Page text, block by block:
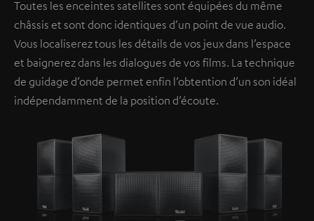
Toutes les enceintes satellites sont équipées du même
châssis et sont donc identiques d’un point de vue audio.
Vous localiserez tous les détails de vos jeux dans l’espace
et baignerez dans les dialogues de vos films. La technique
de guidage d’onde permet enfin l’obtention d’un son idéal
indépendamment de la position d’écoute.